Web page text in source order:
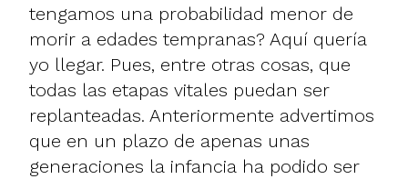
tengamos una probabilidad menor de
morir a edades tempranas? Aquí quería
yo llegar. Pues, entre otras cosas, que
todas las etapas vitales puedan ser
replanteadas. Anteriormente advertimos
que en un plazo de apenas unas
generaciones la infancia ha podido ser